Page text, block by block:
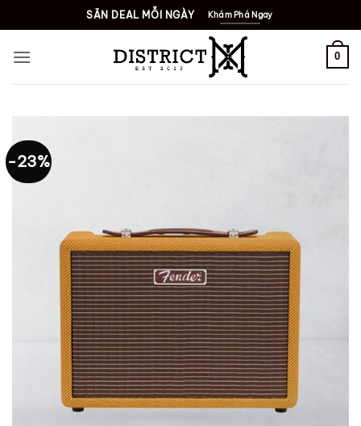
qua
nội
SĂN DEAL MỖI NGÀY Khám Phá Ngay
0
-23%